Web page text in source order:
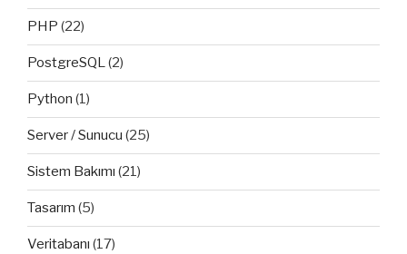
PHP (22)
PostgreSQL(2)
Python (1)
Server / Sunucu (25)
Sistem Bakımı (21)
Tasarım (5)
Veritabanı (17)